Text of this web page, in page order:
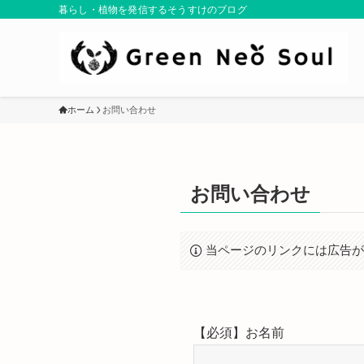
暮らし・植物を発信するそうすけのブログ
ホーム お問い合わせ
お問い合わせ
当ページのリンクには広告
【必須】 お名前